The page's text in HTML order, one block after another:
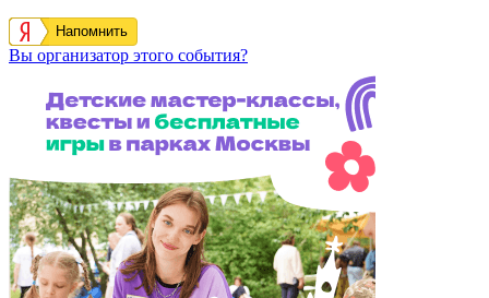
Напомнить
Вы организатор этого события?